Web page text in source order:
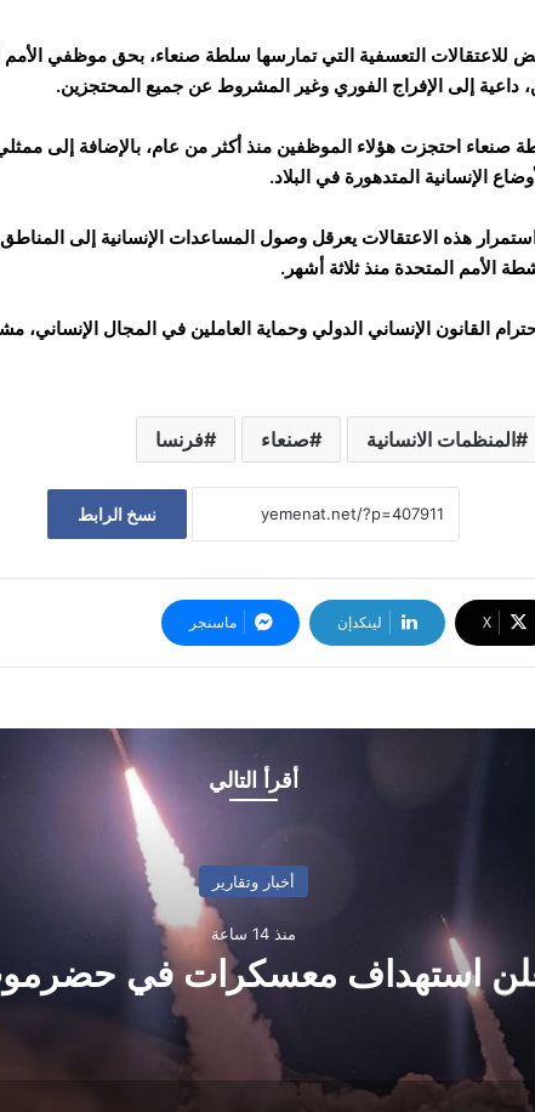
للاعتقالات التعسفية التي تمارسها سلطة صنعاء، بحق موظفي الأمم
داعية إلى الإفراج الفوري وغير المشروط عن جميع المحتجزين.
صنعاء احتجزت هؤلاء الموظفين منذ أكثر من عام، بالإضافة إلى
الإنسانية المتدهورة في البلاد.
هذه الاعتقالات يعرقل وصول المساعدات الإنسانية إلى
الأمم المتحدة منذ ثلاثة أشهر.
القانون الإنساني الدولي وحماية العاملين في المجال الإنساني،
المنظمات الانسانية صنعاء فرنسا
نسخ الرابط
‫X لينكدإن ماسنجر
أقرأ التالي
أخبار وتقارير
منذ 14 ساعة
استهداف معسكرات في